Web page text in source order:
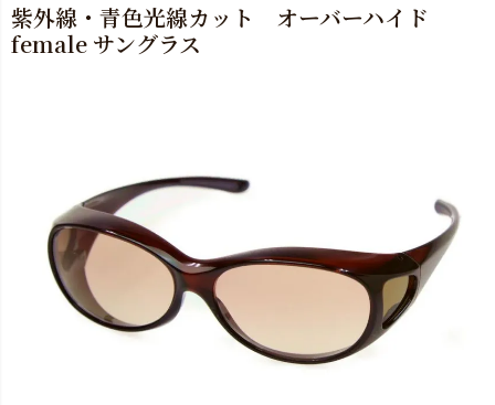
紫外線・青色光線カット オーバーハイド
female サングラス